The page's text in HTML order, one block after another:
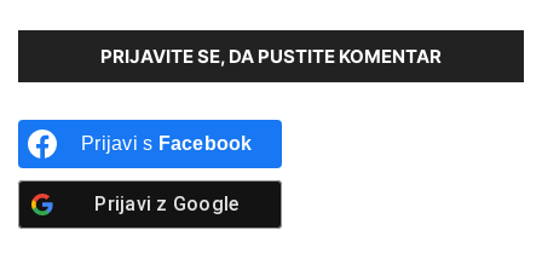
PRIJAVITE SE, DA PUSTITE KOMENTAR
Prijavi s Facebook
Prijavi z Google